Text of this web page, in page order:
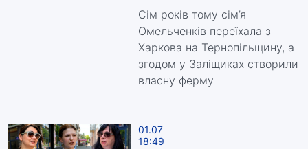
Сім років тому сім’я
Омельченків переїхала з
Харкова на Тернопільщину, а
згодом у Заліщиках створили
власну ферму
01.07
18:49